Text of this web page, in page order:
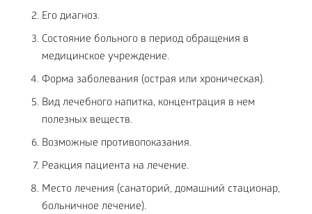
Его диагноз.
Состояние больного в период обращения в
медицинское учреждение.
Форма заболевания (острая или хроническая).
Вид лечебного напитка, концентрация в нем
полезных веществ.
Возможные противопоказания.
Реакция пациента на лечение.
Место лечения (санаторий, домашний стационар,
больничное лечение).